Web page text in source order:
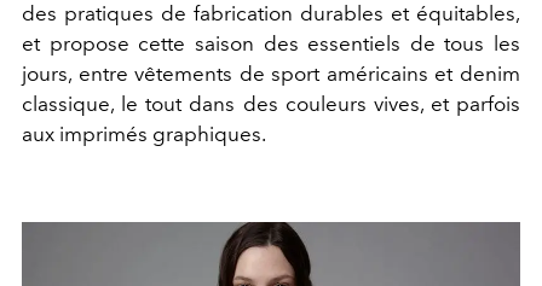
des pratiques de fabrication durables et équitables,
et propose cette saison des essentiels de tous les
jours, entre vêtements de sport américains et denim
classique, le tout dans des couleurs vives, et parfois
aux imprimés graphiques.